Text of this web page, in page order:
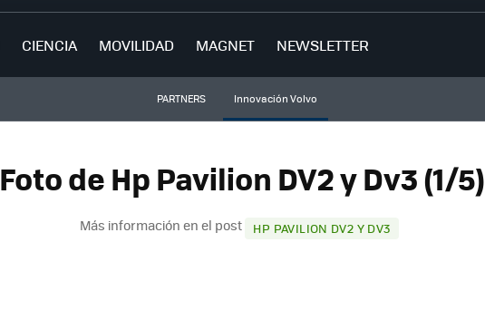
CIENCIA MOVILIDAD MAGNET NEWSLETTER
PARTNERS Innovación Volvo
Foto de Hp Pavilion DV2 y Dv3 (1/5)
Más información en el post HP PAVILION DV2 Y DV3